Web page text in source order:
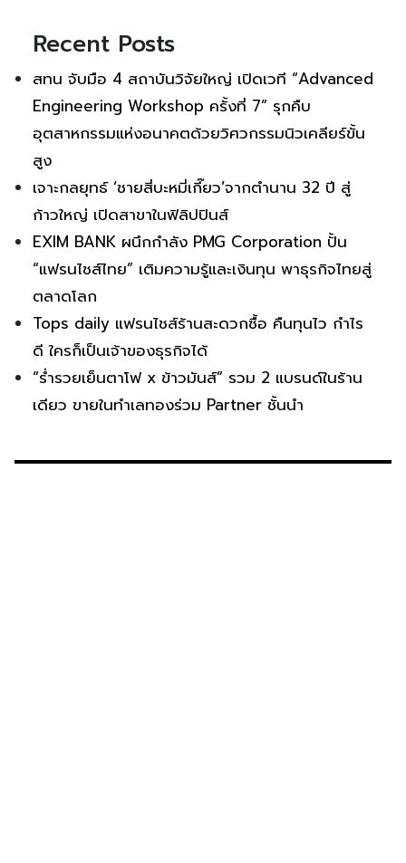
Recent Posts
สทน จับมือ 4 สถาบันวิจัยใหญ่ เปิดเวที “Advanced
Engineering Workshop ครั้งที่ 7” รุกคืบ
อุตสาหกรรมแห่งอนาคตด้วยวิศวกรรมนิวเคลียร์ขั้น
สูง
เจาะกลยุทธ์ ‘ชายสี่บะหมี่เกี๊ยว’จากตำนาน 32 ปี สู่
ก้าวใหญ่ เปิดสาขาในฟิลิปปินส์
EXIM BANK ผนึกกำลัง PMG Corporation ปั้น
“แฟรนไชส์ไทย” เติมความรู้และเงินทุน พาธุรกิจไทยสู่
ตลาดโลก
Tops daily แฟรนไชส์ร้านสะดวกซื้อ คืนทุนไว กำไร
ดี ใครก็เป็นเจ้าของธุรกิจได้
“ร่ำรวยเย็นตาโฟ x ข้าวมันส์” รวม 2 แบรนด์ในร้าน
เดียว ขายในทำเลทองร่วม Partner ชั้นนำ